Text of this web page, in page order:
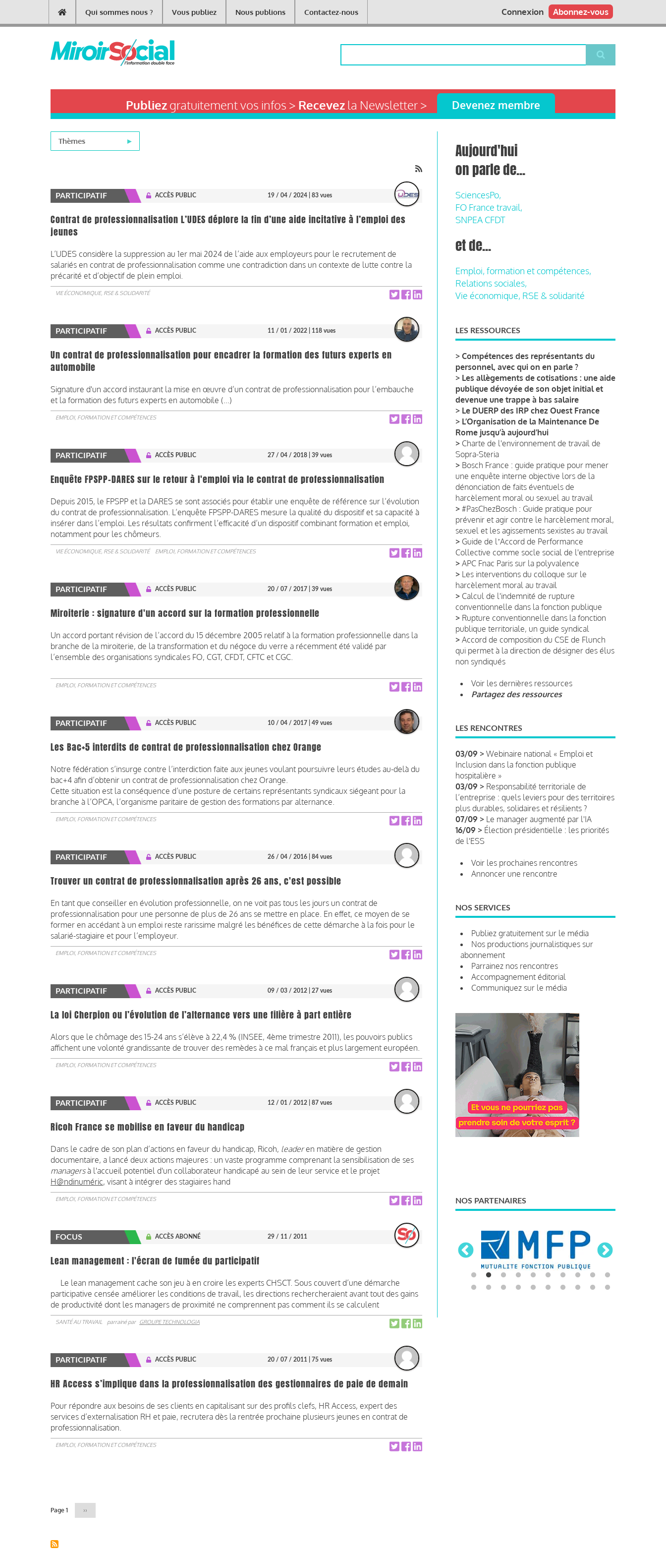
contenu
Main
navigation
Qui sommes nous ? Vous publiez Nous publions Contactez-nous Abonnez-vous
Connexion
Publiezgratuitement vos infos > Recevezla Newsletter > Devenez membre
Thèmes
PARTICIPATIF ACCÈS PUBLIC 19 / 04 / 2024 | 83 vues
Contrat de professionnalisation L’UDES déplore la fin d’une aide incitative à l’emploi des
jeunes
L’UDES considère la suppression au 1er mai 2024 de l’aide aux employeurs pour le recrutement de
salariés en contrat de professionnalisation comme une contradiction dans un contexte de lutte contre la
précarité et d’objectif de plein emploi.
VIE ÉCONOMIQUE, RSE & SOLIDARITÉ
PARTICIPATIF ACCÈS PUBLIC 11 / 01 / 2022 | 118 vues
Un contrat de professionnalisation pour encadrer la formation des futurs experts en
automobile
Signature d'un accord instaurant la mise en œuvre d’un contrat de professionnalisation pour l’embauche
et la formation des futurs experts en automobile (...)
EMPLOI, FORMATION ET COMPÉTENCES
PARTICIPATIF ACCÈS PUBLIC 27 / 04 / 2018 | 39 vues
Enquête FPSPP-DARES sur le retour à l'emploi via le contrat de professionnalisation
Depuis 2015, le FPSPP et la DARES se sont associés pour établir une enquête de référence sur l’évolution
du contrat de professionnalisation. L’enquête FPSPP-DARES mesure la qualité du dispositif et sa capacité à
insérer dans l’emploi. Les résultats confirment l’efficacité d’un dispositif combinant formation et emploi,
notamment pour les chômeurs.
VIE ÉCONOMIQUE, RSE & SOLIDARITÉ EMPLOI, FORMATION ET COMPÉTENCES
PARTICIPATIF ACCÈS PUBLIC 20 / 07 / 2017 | 39 vues
Miroiterie : signature d'un accord sur la formation professionnelle
Un accord portant révision de l’accord du 15 décembre 2005 relatif à la formation professionnelle dans la
branche de la miroiterie, de la transformation et du négoce du verre a récemment été validé par
l’ensemble des organisations syndicales FO, CGT, CFDT, CFTC et CGC.
EMPLOI, FORMATION ET COMPÉTENCES
PARTICIPATIF ACCÈS PUBLIC 10 / 04 / 2017 | 49 vues
Les Bac+5 interdits de contrat de professionnalisation chez Orange
Notre fédération s’insurge contre l’interdiction faite aux jeunes voulant poursuivre leurs études au-delà du
bac+4 afin d’obtenir un contrat de professionnalisation chez Orange.
Cette situation est la conséquence d’une posture de certains représentants syndicaux siégeant pour la
branche à l’OPCA, l’organisme paritaire de gestion des formations par alternance.
EMPLOI, FORMATION ET COMPÉTENCES
PARTICIPATIF ACCÈS PUBLIC 26 / 04 / 2016 | 84 vues
Trouver un contrat de professionnalisation après 26 ans, c'est possible
En tant que conseiller en évolution professionnelle, on ne voit pas tous les jours un contrat de
professionnalisation pour une personne de plus de 26 ans se mettre en place. En effet, ce moyen de se
former en accédant à un emploi reste rarissime malgré les bénéfices de cette démarche à la fois pour le
salarié-stagiaire et pour l’employeur.
EMPLOI, FORMATION ET COMPÉTENCES
PARTICIPATIF ACCÈS PUBLIC 09 / 03 / 2012 | 27 vues
La loi Cherpion ou l’évolution de l’alternance vers une filière à part entière
Alors que le chômage des 15-24 ans s’élève à 22,4 % (INSEE, 4ème trimestre 2011), les pouvoirs publics
affichent une volonté grandissante de trouver des remèdes à ce mal français et plus largement européen.
EMPLOI, FORMATION ET COMPÉTENCES
PARTICIPATIF ACCÈS PUBLIC 12 / 01 / 2012 | 87 vues
Ricoh France se mobilise en faveur du handicap
Dans le cadre de son plan d’actions en faveur du handicap, Ricoh, leaderen matière de gestion
documentaire, a lancé deux actions majeures : un vaste programme comprenant la sensibilisation de ses
managersà l'accueil potentiel d'un collaborateur handicapé au sein de leur service et le projet
H@ndinuméric, visant à intégrer des stagiaires hand
EMPLOI, FORMATION ET COMPÉTENCES
FOCUS ACCÈS ABONNÉ 29 / 11 / 2011
Lean management : l'écran de fumée du participatif
Le lean management cache son jeu à en croire les experts CHSCT. Sous couvert d’une démarche
participative censée améliorer les conditions de travail, les directions rechercheraient avant tout des gains
de productivité dont les managers de proximité ne comprennent pas comment ils se calculent
SANTÉ AU TRAVAIL parrainé par GROUPE TECHNOLOGIA
PARTICIPATIF ACCÈS PUBLIC 20 / 07 / 2011 | 75 vues
HR Access s’implique dans la professionnalisation des gestionnaires de paie de demain
Pour répondre aux besoins de ses clients en capitalisant sur des profils clefs, HR Access, expert des
services d’externalisation RH et paie, recrutera dès la rentrée prochaine plusieurs jeunes en contrat de
professionnalisation.
EMPLOI, FORMATION ET COMPÉTENCES
Page 1
Page
suivante
››
Aujourd'hui
on parle de...
SciencesPo,
FO France travail,
SNPEA CFDT
et de...
Emploi, formation et compétences,
Relations sociales,
Vie économique, RSE & solidarité
LES RESSOURCES
> Compétences des représentants du
personnel, avec qui on en parle ?
> Les allègements de cotisations : une aide
publique dévoyée de son objet initial et
devenue une trappe à bas salaire
> Le DUERP des IRP chez Ouest France
> L’Organisation de la Maintenance De
Rome jusqu’à aujourd’hui
> Charte de l'environnement de travail de
Sopra-Steria
> Bosch France : guide pratique pour mener
une enquête interne objective lors de la
dénonciation de faits éventuels de
harcèlement moral ou sexuel au travail
> #PasChezBosch : Guide pratique pour
prévenir et agir contre le harcèlement moral,
sexuel et les agissements sexistes au travail
> Guide de lʼAccord de Performance
Collective comme socle social de l'entreprise
> APC Fnac Paris sur la polyvalence
> Les interventions du colloque sur le
harcèlement moral au travail
> Calcul de l'indemnité de rupture
conventionnelle dans la fonction publique
> Rupture conventionnelle dans la fonction
publique territoriale, un guide syndical
> Accord de composition du CSE de Flunch
qui permet à la direction de désigner des élus
non syndiqués
Voir les dernières ressources
Partagez des ressources
LES RENCONTRES
03/09 > Webinaire national « Emploi et
Inclusion dans la fonction publique
hospitalière »
03/09 > Responsabilité territoriale de
l’entreprise : quels leviers pour des territoires
plus durables, solidaires et résilients ?
07/09 > Le manager augmenté par l'IA
16/09 > Élection présidentielle : les priorités
de l'ESS
Voir les prochaines rencontres
Annoncer une rencontre
NOS SERVICES
Publiez gratuitement sur le média
Nos productions journalistiques sur
abonnement
Parrainez nos rencontres
Accompagnement éditorial
Communiquez sur le média
NOS PARTENAIRES